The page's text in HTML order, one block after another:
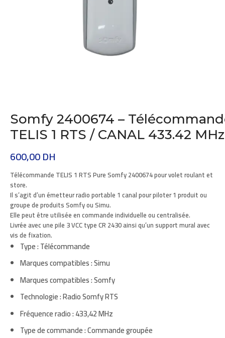
Somfy 2400674 –
TELIS 1 RTS / CANAL 433.42 MHz
600,00DH
Télécommande TELIS 1 RTS Pure Somfy 2400674 pour volet roulant et
store.
Il s’agit d’un émetteur radio portable 1 canal pour piloter 1 produit ou
groupe de produits Somfy ou Simu.
Elle peut être utilisée en commande individuelle ou centralisée.
Livrée avec une pile 3 VCC type CR 2430 ainsi qu’un support mural avec
vis de fixation.
Type : Télécommande
Marques compatibles : Simu
Marques compatibles : Somfy
Technologie : Radio Somfy RTS
Fréquence radio : 433,42 MHz
Type de commande : Commande groupée